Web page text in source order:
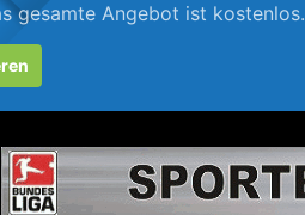
gesamte Angebot ist kostenlos.